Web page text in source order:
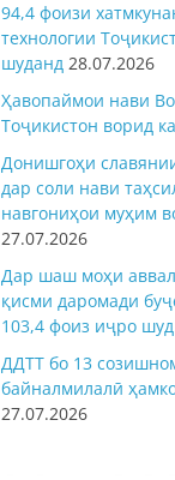
94,4 фоизи
технологии
шуданд 28.07.2026
Ҳавопаймои нави
Тоҷикистон ворид
Донишгоҳи
дар соли нави
навгониҳои муҳим
27.07.2026
Дар шаш моҳи
қисми даромади
103,4 фоиз иҷро шуд
ДДТТ бо 13
байналмилалӣ
27.07.2026